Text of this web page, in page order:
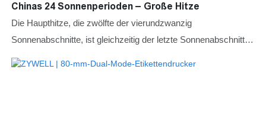
Chinas 24 Sonnenperioden – Große Hitze
Die Haupthitze, die zwölfte der vierundzwanzig
Sonnenabschnitte, ist gleichzeitig der letzte Sonnenabschnitt
des Hochsommers.